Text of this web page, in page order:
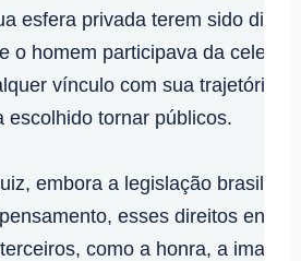
esfera privada terem sido
o homem participava da
vínculo com sua trajetória
escolhido tornar públicos.
embora a legislação
esses direitos
como a honra, a